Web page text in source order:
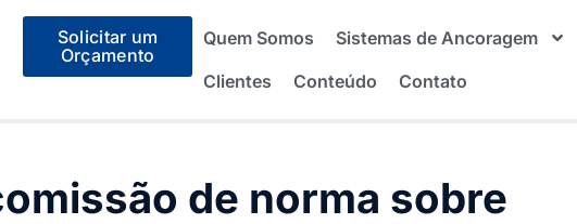
Solicitar um
Orçamento
Quem Somos Sistemas de Ancoragem
Clientes
Conteúdo Contato
de norma sobre